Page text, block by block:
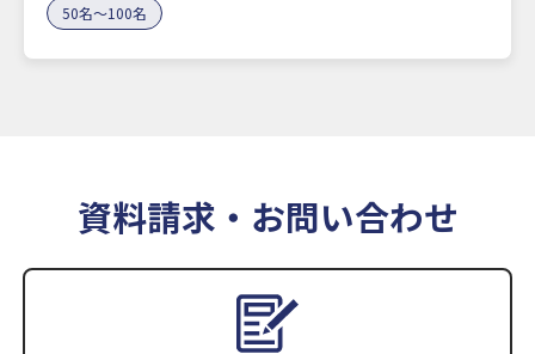
50名～100名
資料請求・お問い合わせ